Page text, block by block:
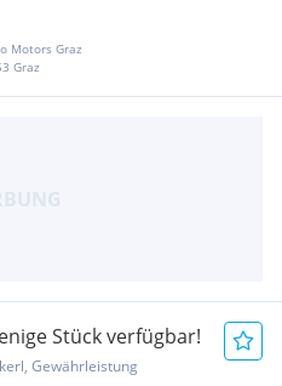
Motors Graz
Graz
Stück verfügbar!
Gewährleistung